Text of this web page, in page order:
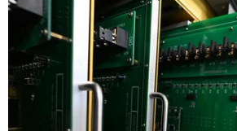
Đồng Nai: Xe máy va chạm